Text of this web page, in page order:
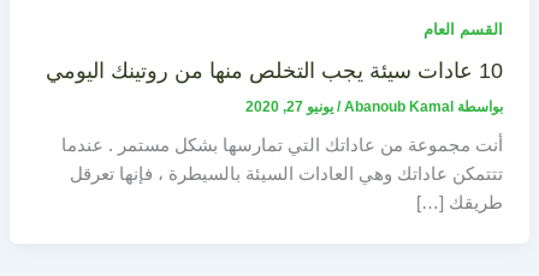
القسم العام
10 عادات سيئة يجب التخلص منها من روتينك اليومي
بواسطة Abanoub Kamal
/ يونيو 27, 2020
أنت مجموعة من عاداتك التي تمارسها بشكل مستمر . عندما
تتتمكن عاداتك وهي العادات السيئة بالسيطرة ، فإنها تعرقل
طريقك […]